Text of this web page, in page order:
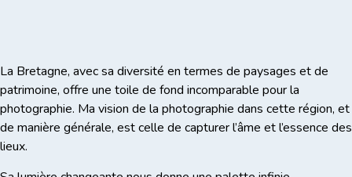
La Bretagne, avec sa diversité en termes de paysages et de
patrimoine, offre une toile de fond incomparable pour la
photographie. Ma vision de la photographie dans cette région, et
de manière générale, est celle de capturer l’âme et l’essence des
lieux.